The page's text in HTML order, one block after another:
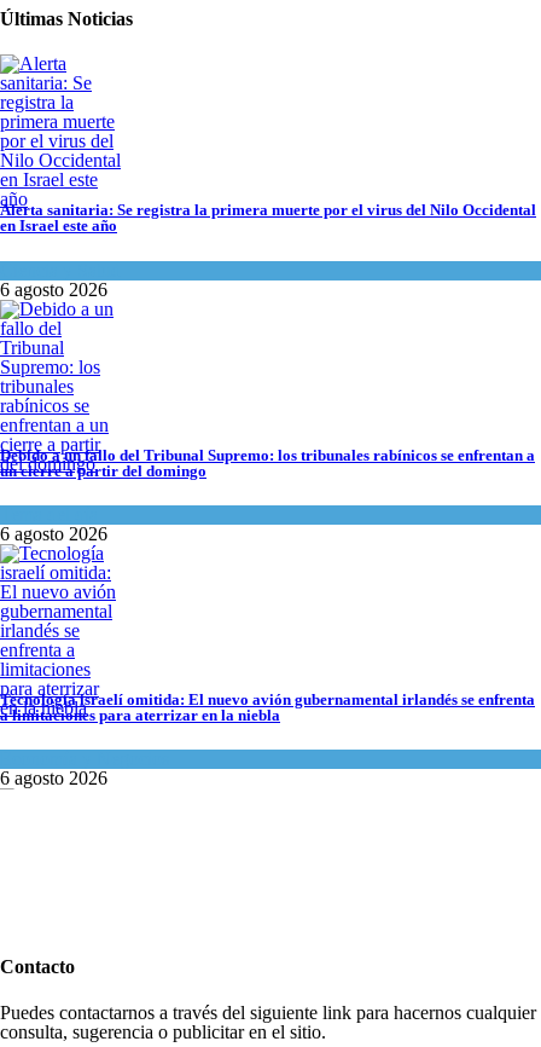
Debido a un fallo del Tribunal Supremo: los tribunales rabínicos se enfrentan
Tema del día
6 agosto 2026
Tecnología israelí omitida: El nuevo avión gubernamental irlandés se
Economía y Negocios
6 agosto 2026
Últimas Noticias
Alerta sanitaria: Se registra la primera muerte por el virus del Nilo Occidental
en Israel este año
6 agosto 2026
Debido a un fallo del Tribunal Supremo: los tribunales rabínicos se enfrentan a
un cierre a partir del domingo
6 agosto 2026
Tecnología israelí omitida: El nuevo avión gubernamental irlandés se enfrenta
a limitaciones para aterrizar en la niebla
6 agosto 2026
6 agosto 2026
Contacto
Puedes contactarnos a través del siguiente link para hacernos cualquier
consulta, sugerencia o publicitar en el sitio.